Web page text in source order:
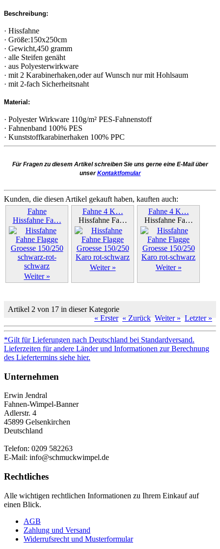
Beschreibung:
· Hissfahne
· Größe:150x250cm
· Gewicht,450 gramm
· alle Steifen genäht
· aus Polyesterwirkware
· mit 2 Karabinerhaken,oder auf Wunsch nur mit Hohlsaum
· mit 2-fach Sicherheitsnaht
Material:
· Polyester Wirkware 110g/m² PES-Fahnenstoff
· Fahnenband 100% PES
· Kunststoffkarabinerhaken 100% PPC
Für Fragen zu diesem Artikel schreiben Sie uns gerne eine E-Mail über
unserKontaktfomular
Kunden, die diesen Artikel gekauft haben, kauften auch:
Fahne
Hissfahne Fa…
Weiter »
Fahne 4 K…
Hissfahne Fa…
Weiter »
Fahne 4 K…
Hissfahne Fa…
Weiter »
Artikel 2 von 17 in dieser Kategorie
« Erster « Zurück Weiter » Letzter »
*Gilt für Lieferungen nach Deutschland bei Standardversand.
Lieferzeiten für andere Länder und Informationen zur Berechnung
des Liefertermins siehe hier.
Unternehmen
Erwin Jendral
Fahnen-Wimpel-Banner
Adlerstr. 4
45899 Gelsenkirchen
Deutschland
Telefon: 0209 582263
E-Mail: info@schmuckwimpel.de
Rechtliches
Alle wichtigen rechtlichen Informationen zu Ihrem Einkauf auf
einen Blick.
AGB
Zahlung und Versand
Widerrufsrecht und Musterformular